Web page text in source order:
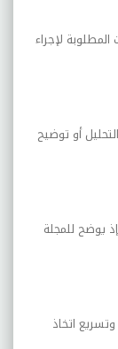
لإجراء
أو توضيح
يوضح للمجلة
اتخاذ